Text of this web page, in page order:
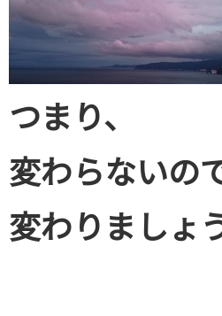
つまり、
変わらないの
変わりましょう